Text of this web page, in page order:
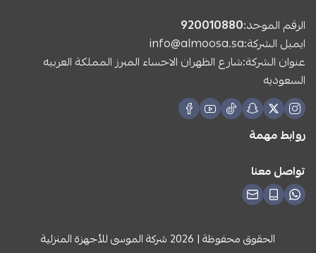
الرقم الموحد:920010880
ايميل الشركة:info@almoosa.sa
عنوان الشركة:شارع الظهران الاحساء المبرز المملكة العربيه
السعوديه
روابط مهمة
تواصل معنا
الحقوق محفوظة | 2026 شركة الموسى للأجهزة المنزلية